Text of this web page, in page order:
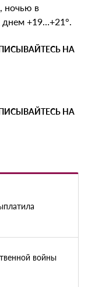
ночью в
днем +19…+21°.
НА
НА
войны